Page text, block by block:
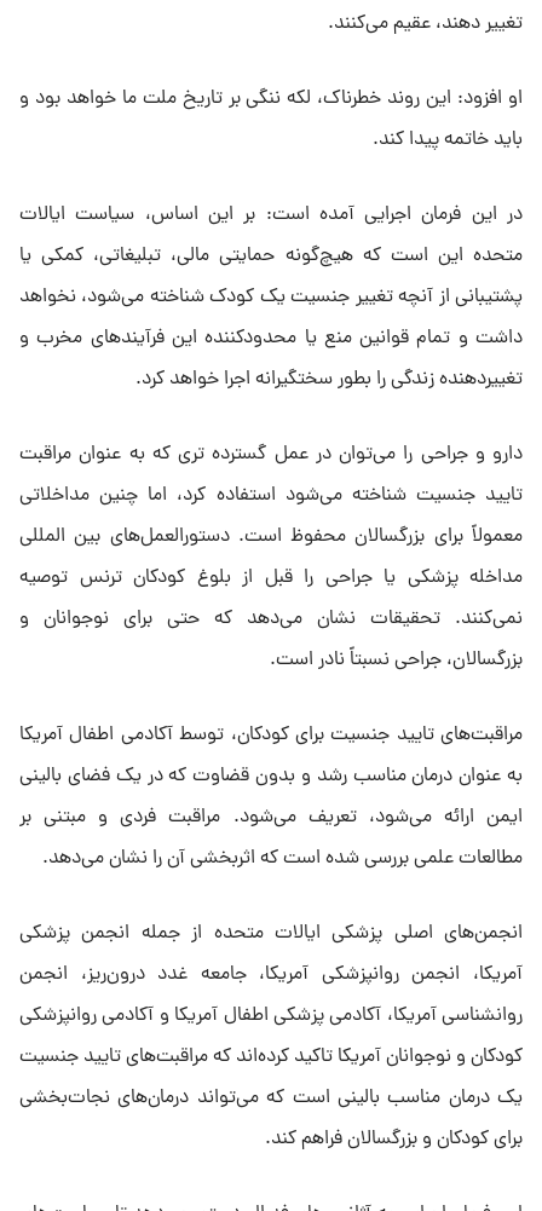
تغییر دهند، عقیم می‌کنند.
او افزود: این روند خطرناک، لکه ننگی بر تاریخ ملت ما خواهد بود و
باید خاتمه پیدا کند.
در این فرمان اجرایی آمده است: بر این اساس، سیاست ایالات
متحده این است که هیچ‌گونه حمایتی مالی، تبلیغاتی، کمکی یا
پشتیبانی از آنچه تغییر جنسیت یک کودک شناخته می‌شود، نخواهد
داشت و تمام قوانین منع یا محدودکننده این فرآیند‌های مخرب و
تغییردهنده زندگی را بطور سختگیرانه اجرا خواهد کرد.
دارو و جراحی را می‌توان در عمل گسترده تری که به عنوان مراقبت
تایید جنسیت شناخته می‌شود استفاده کرد، اما چنین مداخلاتی
معمولاً برای بزرگسالان محفوظ است. دستورالعمل‌های بین المللی
مداخله پزشکی یا جراحی را قبل از بلوغ کودکان ترنس توصیه
نمی‌کنند. تحقیقات نشان می‌دهد که حتی برای نوجوانان و
بزرگسالان، جراحی نسبتاً نادر است.
مراقبت‌های تایید جنسیت برای کودکان، توسط آکادمی اطفال آمریکا
به عنوان درمان مناسب رشد و بدون قضاوت که در یک فضای بالینی
ایمن ارائه می‌شود، تعریف می‌شود. مراقبت فردی و مبتنی بر
مطالعات علمی بررسی شده است که اثربخشی آن را نشان می‌دهد.
انجمن‌های اصلی پزشکی ایالات متحده از جمله انجمن پزشکی
آمریکا، انجمن روانپزشکی آمریکا، جامعه غدد درون‌ریز، انجمن
روانشناسی آمریکا، آکادمی پزشکی اطفال آمریکا و آکادمی روانپزشکی
کودکان و نوجوانان آمریکا تاکید کرده‌اند که مراقبت‌های تایید جنسیت
یک درمان مناسب بالینی است که می‌تواند درمان‌های نجات‌بخشی
برای کودکان و بزرگسالان فراهم کند.